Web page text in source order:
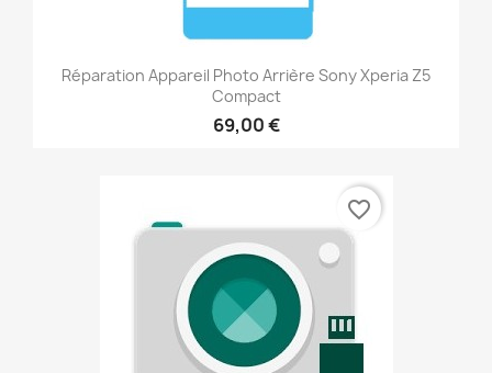
Réparation Appareil Photo Arrière Sony Xperia Z5
Compact
69,00 €
favorite_border